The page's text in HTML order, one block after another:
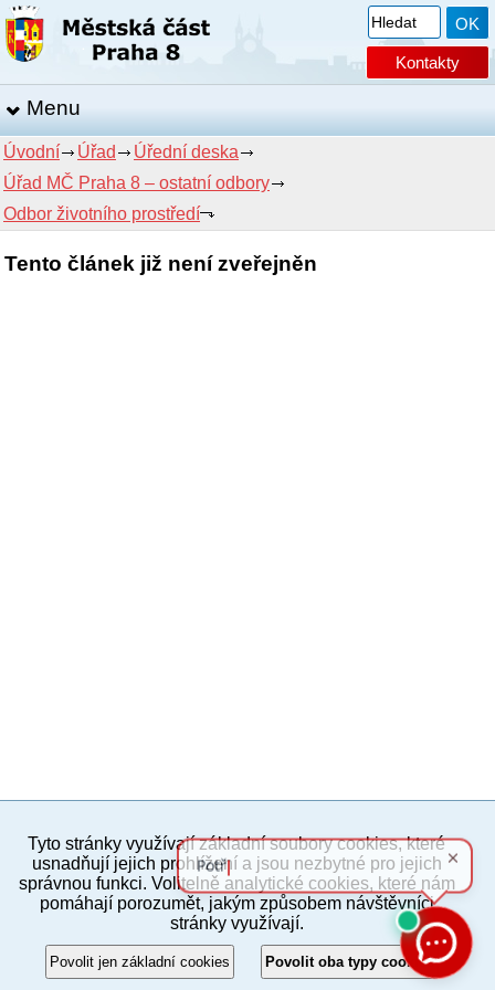
Kontakty
Menu
Úvodní Úřad
Úřední deska
Úřad MČ Praha 8 – ostatní odbory
Odbor životního prostředí
Tento článek již není zveřejněn
PC verze ENG
Povinné a praktické informace
© 2012–2019 MČ Praha 8
Tyto stránky využívají základní soubory cookies, které
usnadňují jejich prohlížení a jsou nezbytné pro jejich
správnou funkci. Volitelně analytické cookies, které nám
pomáhají porozumět, jakým způsobem návštěvníci
stránky využívají.
Povolit jen základní cookies Povolit oba typy cookies